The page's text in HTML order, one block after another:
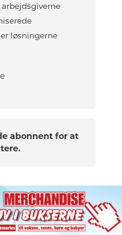
løsningerne
abonnent for at